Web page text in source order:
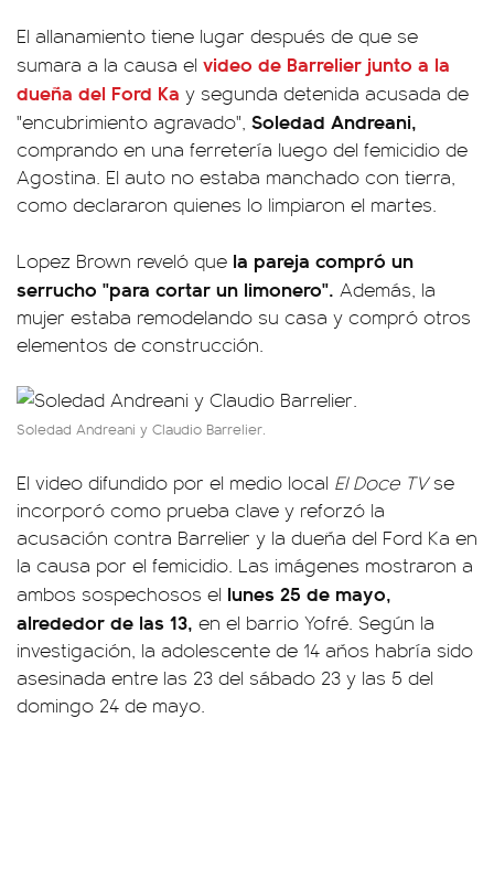
El allanamiento tiene lugar después de que se
sumara a la causa el video de Barrelier junto a la
dueña del Ford Ka y segunda detenida acusada de
"encubrimiento agravado", Soledad Andreani,
comprando en una ferretería luego del femicidio de
Agostina. El auto no estaba manchado con tierra,
como declararon quienes lo limpiaron el martes.
Lopez Brown reveló que la pareja compró un
serrucho "para cortar un limonero". Además, la
mujer estaba remodelando su casa y compró otros
elementos de construcción.
Soledad Andreani y Claudio Barrelier.
El video difundido por el medio local El Doce TVse
incorporó como prueba clave y reforzó la
acusación contra Barrelier y la dueña del Ford Ka en
la causa por el femicidio. Las imágenes mostraron a
ambos sospechosos el lunes 25 de mayo,
alrededor de las 13, en el barrio Yofré. Según la
investigación, la adolescente de 14 años habría sido
asesinada entre las 23 del sábado 23 y las 5 del
domingo 24 de mayo.